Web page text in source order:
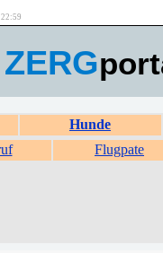
22:59
ZERG
Hunde
Flugpate